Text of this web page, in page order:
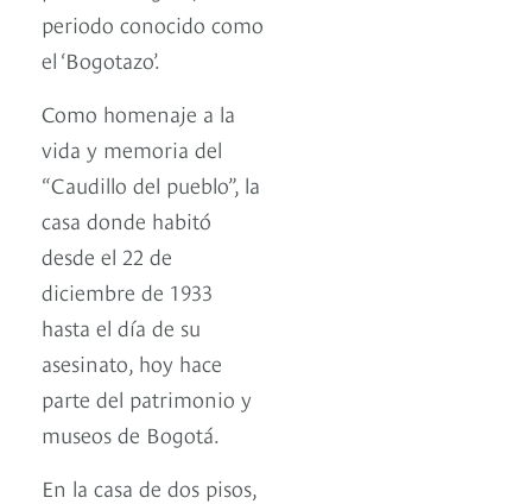
periodo conocido como
el ‘Bogotazo’.
Como homenaje a la
vida y memoria del
“Caudillo del pueblo”, la
casa donde habitó
desde el 22 de
diciembre de 1933
hasta el día de su
asesinato, hoy hace
parte del patrimonio y
museos de Bogotá.
En la casa de dos pisos,